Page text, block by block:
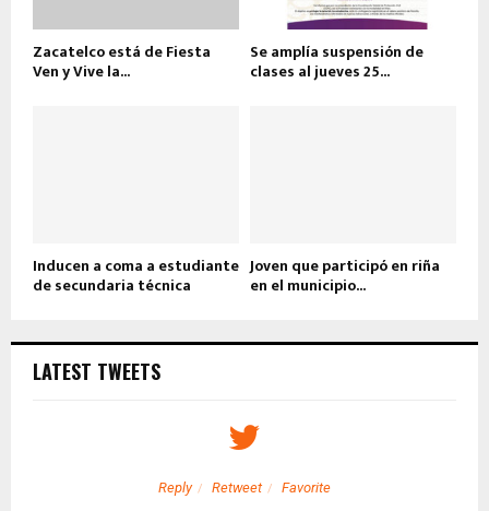
Zacatelco está de Fiesta
Ven y Vive la...
Se amplía suspensión de
clases al jueves 25...
Inducen a coma a estudiante
de secundaria técnica
Joven que participó en riña
en el municipio...
LATEST TWEETS
Reply Retweet Favorite